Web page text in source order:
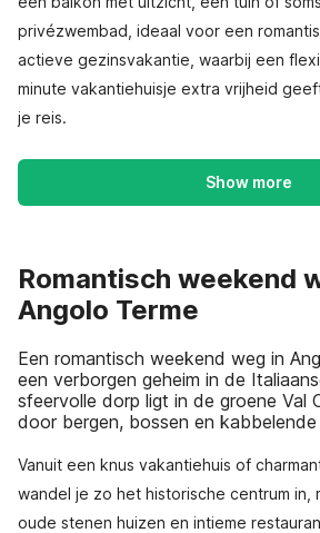
privézwembad, ideaal voor een
actieve gezinsvakantie, waarbij een
minute vakantiehuisje extra vrijheid
je reis.
Show more
Romantisch weekend
Angolo Terme
Een romantisch weekend weg in
een verborgen geheim in de
sfeervolle dorp ligt in de groene Val
door bergen, bossen en
Vanuit een knus vakantiehuis of
wandel je zo het historische centrum in,
oude stenen huizen en intieme